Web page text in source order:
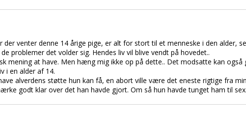
der venter denne 14 årige pige, er alt for stort til et menneske i den alder,
problemer det volder sig. Hendes liv vil blive vendt på hovedet..
mening at have. Men hæng mig ikke op på dette.. Det modsatte kan også
i en alder af 14.
alverdens støtte hun kan få, en abort ville være det eneste rigtige fra
godt klar over det han havde gjort. Om så hun havde tunget ham til sex.